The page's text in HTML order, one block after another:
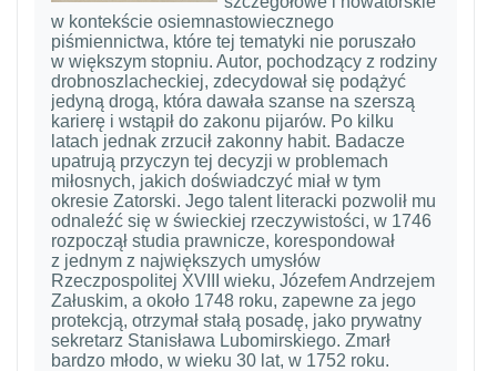
w kontekście osiemnastowiecznego
piśmiennictwa, które tej tematyki nie poruszało
w większym stopniu. Autor, pochodzący z rodziny
drobnoszlacheckiej, zdecydował się podążyć
jedyną drogą, która dawała szanse na szerszą
karierę i wstąpił do zakonu pijarów. Po kilku
latach jednak zrzucił zakonny habit. Badacze
upatrują przyczyn tej decyzji w problemach
miłosnych, jakich doświadczyć miał w tym
okresie Zatorski. Jego talent literacki pozwolił mu
odnaleźć się w świeckiej rzeczywistości, w 1746
rozpoczął studia prawnicze, korespondował
z jednym z największych umysłów
Rzeczpospolitej XVIII wieku, Józefem Andrzejem
Załuskim, a około 1748 roku, zapewne za jego
protekcją, otrzymał stałą posadę, jako prywatny
sekretarz Stanisława Lubomirskiego. Zmarł
bardzo młodo, w wieku 30 lat, w 1752 roku.